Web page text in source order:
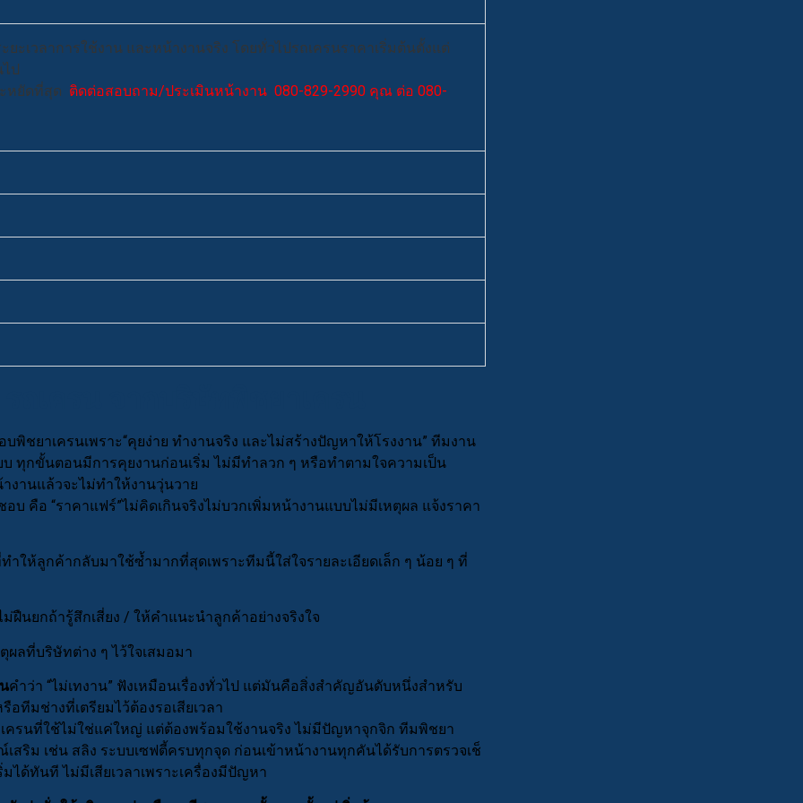
ะเวลาการใช้งาน และหน้างานจริง โดยทั่วไปรถเครนราคาเริ่มต้นตั้งแต่
ป
หยัดที่สุด ติดต่อสอบถาม/ประเมินหน้างาน 080-829-2990 คุณ ต่อ 080-
พิชยาเครนเพราะ“คุยง่าย ทำงานจริง และไม่สร้างปัญหาให้โรงงาน” ทีมงาน
ทุกขั้นตอนมีการคุยงานก่อนเริ่ม ไม่มีทำลวก ๆ หรือทำตามใจความเป็น
งานแล้วจะไม่ทำให้งานวุ่นวาย
บ คือ “ราคาแฟร์”ไม่คิดเกินจริงไม่บวกเพิ่มหน้างานแบบไม่มีเหตุผล แจ้งราคา
ำให้ลูกค้ากลับมาใช้ซ้ำมากที่สุดเพราะทีมนี้ใส่ใจรายละเอียดเล็ก ๆ น้อย ๆ ที่
ฝืนยกถ้ารู้สึกเสี่ยง / ให้คำแนะนำลูกค้าอย่างจริงใจ
ลที่บริษัทต่าง ๆ ไว้ใจเสมอมา
คำว่า “ไม่เทงาน” ฟังเหมือนเรื่องทั่วไป แต่มันคือสิ่งสำคัญอันดับหนึ่งสำหรับ
ทีมช่างที่เตรียมไว้ต้องรอเสียเวลา
ครนที่ใช้ไม่ใช่แค่ใหญ่ แต่ต้องพร้อมใช้งานจริง ไม่มีปัญหาจุกจิก ทีมพิชยา
ริม เช่น สลิง ระบบเซฟตี้ครบทุกจุด ก่อนเข้าหน้างานทุกคันได้รับการตรวจเช็
ได้ทันที ไม่มีเสียเวลาเพราะเครื่องมีปัญหา